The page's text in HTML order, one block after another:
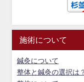
施術について
鍼灸について
整体と鍼灸の選択は